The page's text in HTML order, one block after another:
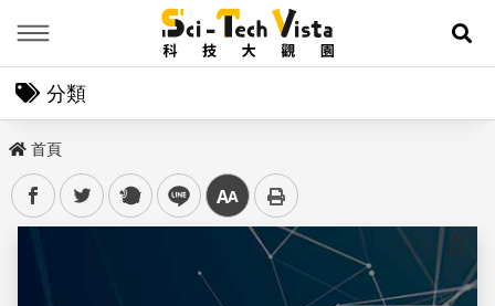
展
分類
首頁
facebooktwitter plurk line 中
儲存